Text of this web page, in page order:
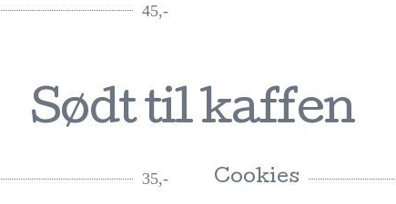
45,-
Sødt til kaffen
35,- Cookies